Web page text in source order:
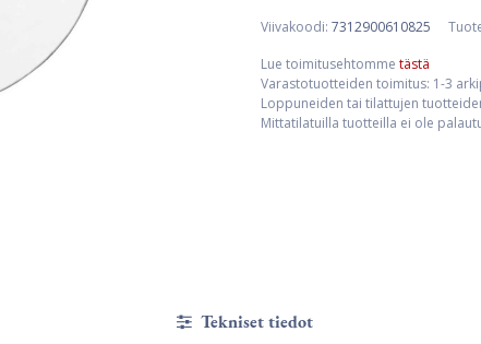
Viivakoodi: 7312900610825
Lue toimitusehtomme tästä
Varastotuotteiden toimitus: 1-3
Loppuneiden tai tilattujen
Mittatilatuilla tuotteilla ei ole
Tekniset tiedot